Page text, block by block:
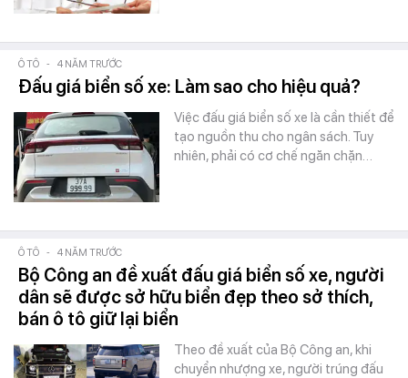
Ô TÔ - 4 NĂM TRƯỚC
Đấu giá biển số xe: Làm sao cho hiệu quả?
Việc đấu giá biển số xe là cần thiết để
tạo nguồn thu cho ngân sách. Tuy
nhiên, phải có cơ chế ngăn chặn…
Ô TÔ - 4 NĂM TRƯỚC
Bộ Công an đề xuất đấu giá biển số xe, người
dân sẽ được sở hữu biển đẹp theo sở thích,
bán ô tô giữ lại biển
Theo đề xuất của Bộ Công an, khi
chuyển nhượng xe, người trúng đấu